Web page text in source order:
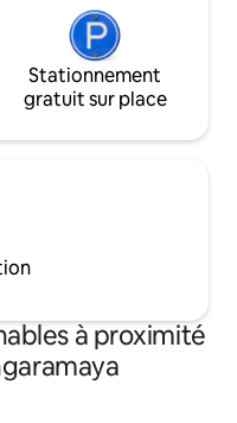
Stationnement
gratuit sur place
à proximité